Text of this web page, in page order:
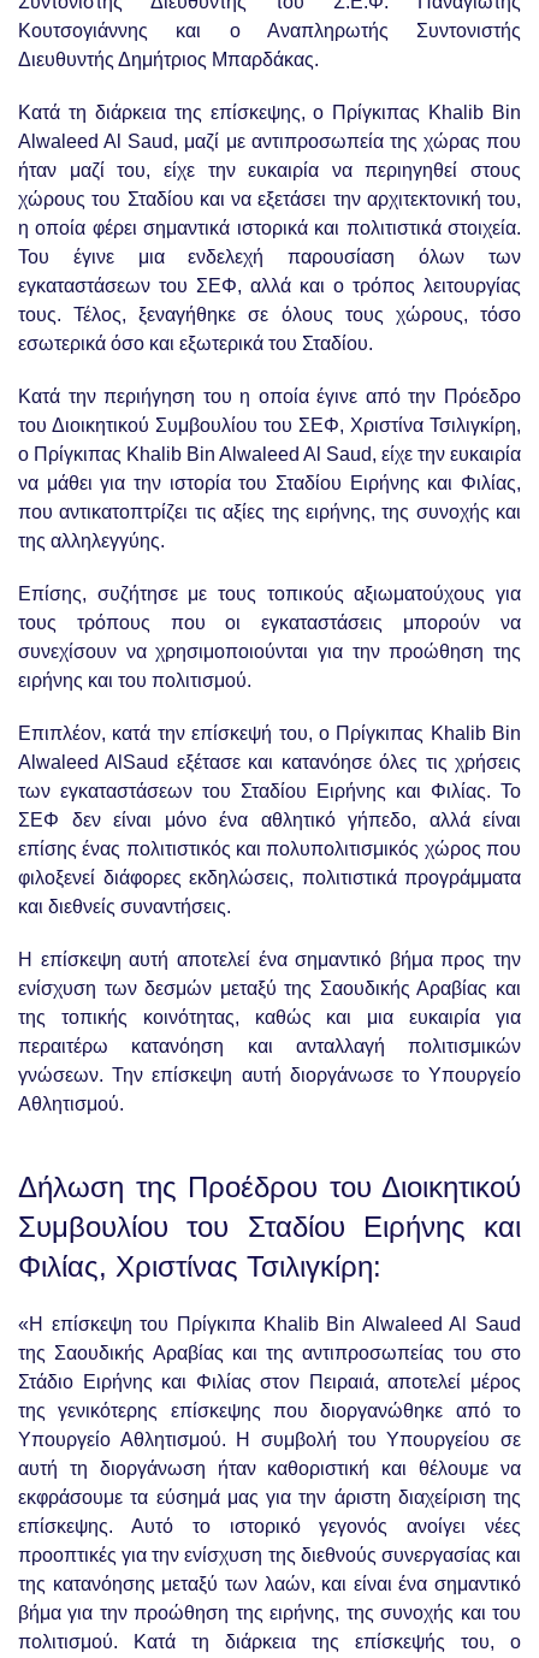
Κουτσογιάννης και ο Αναπληρωτής Συντονιστής
Διευθυντής Δημήτριος Μπαρδάκας.
Κατά τη διάρκεια της επίσκεψης, ο Πρίγκιπας Khalib Bin
Alwaleed Al Saud, μαζί με αντιπροσωπεία της χώρας που
ήταν μαζί του, είχε την ευκαιρία να περιηγηθεί στους
χώρους του Σταδίου και να εξετάσει την αρχιτεκτονική του,
η οποία φέρει σημαντικά ιστορικά και πολιτιστικά στοιχεία.
Του έγινε μια ενδελεχή παρουσίαση όλων των
εγκαταστάσεων του ΣΕΦ, αλλά και ο τρόπος λειτουργίας
τους. Τέλος, ξεναγήθηκε σε όλους τους χώρους, τόσο
εσωτερικά όσο και εξωτερικά του Σταδίου.
Κατά την περιήγηση του η οποία έγινε από την Πρόεδρο
του Διοικητικού Συμβουλίου του ΣΕΦ, Χριστίνα Τσιλιγκίρη,
ο Πρίγκιπας Khalib Bin Alwaleed Al Saud, είχε την ευκαιρία
να μάθει για την ιστορία του Σταδίου Ειρήνης και Φιλίας,
που αντικατοπτρίζει τις αξίες της ειρήνης, της συνοχής και
της αλληλεγγύης.
Επίσης, συζήτησε με τους τοπικούς αξιωματούχους για
τους τρόπους που οι εγκαταστάσεις μπορούν να
συνεχίσουν να χρησιμοποιούνται για την προώθηση της
ειρήνης και του πολιτισμού.
Επιπλέον, κατά την επίσκεψή του, ο Πρίγκιπας Khalib Bin
Alwaleed AlSaud εξέτασε και κατανόησε όλες τις χρήσεις
των εγκαταστάσεων του Σταδίου Ειρήνης και Φιλίας. Το
ΣΕΦ δεν είναι μόνο ένα αθλητικό γήπεδο, αλλά είναι
επίσης ένας πολιτιστικός και πολυπολιτισμικός χώρος που
φιλοξενεί διάφορες εκδηλώσεις, πολιτιστικά προγράμματα
και διεθνείς συναντήσεις.
Η επίσκεψη αυτή αποτελεί ένα σημαντικό βήμα προς την
ενίσχυση των δεσμών μεταξύ της Σαουδικής Αραβίας και
της τοπικής κοινότητας, καθώς και μια ευκαιρία για
περαιτέρω κατανόηση και ανταλλαγή πολιτισμικών
γνώσεων. Την επίσκεψη αυτή διοργάνωσε το Υπουργείο
Αθλητισμού.
Δήλωση της Προέδρου του Διοικητικού
Συμβουλίου του Σταδίου Ειρήνης και
Φιλίας, Χριστίνας Τσιλιγκίρη:
«Η επίσκεψη του Πρίγκιπα Khalib Bin Alwaleed Al Saud
της Σαουδικής Αραβίας και της αντιπροσωπείας του στο
Στάδιο Ειρήνης και Φιλίας στον Πειραιά, αποτελεί μέρος
της γενικότερης επίσκεψης που διοργανώθηκε από το
Υπουργείο Αθλητισμού. Η συμβολή του Υπουργείου σε
αυτή τη διοργάνωση ήταν καθοριστική και θέλουμε να
εκφράσουμε τα εύσημά μας για την άριστη διαχείριση της
επίσκεψης. Αυτό το ιστορικό γεγονός ανοίγει νέες
προοπτικές για την ενίσχυση της διεθνούς συνεργασίας και
της κατανόησης μεταξύ των λαών, και είναι ένα σημαντικό
βήμα για την προώθηση της ειρήνης, της συνοχής και του
πολιτισμού. Κατά τη διάρκεια της επίσκεψής του, ο